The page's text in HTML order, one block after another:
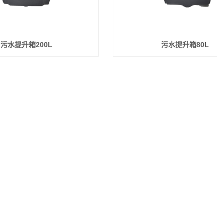
污水提升箱200L 污水提升箱80L